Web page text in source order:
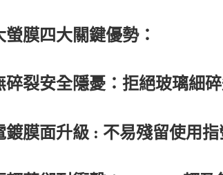
螢膜四大關鍵優勢：
碎裂安全隱憂：拒絕玻璃細
鍍膜面升級 : 不易殘留使用